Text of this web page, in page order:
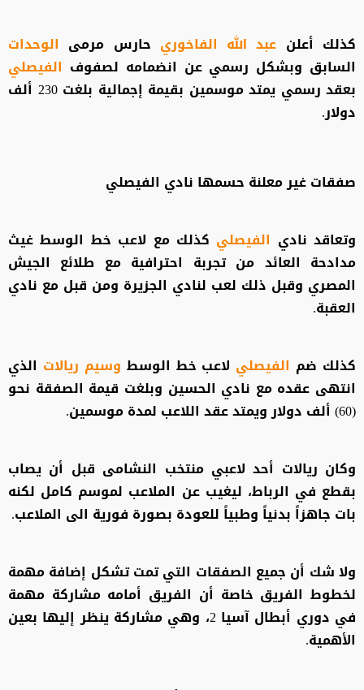
كذلك أعلن عبدالله الفاخوري حارس مرمى الوحدات
السابق وبشكل رسمي عن انضمامه لصفوف الفيصلي
بعقد رسمي يمتد موسمين بقيمة إجمالية بلغت 230 ألف
دولار.
صفقات غير معلنة حسمها نادي الفيصلي
وتعاقد نادي الفيصلي كذلك مع لاعب خط الوسط غيث
مدادحة العائد من تجربة احترافية مع طلائع الجيش
المصري وقبل ذلك لعب لنادي الجزيرة ومن قبل مع نادي
العقبة.
كذلك ضم الفيصلي لاعب خط الوسط وسيم ريالات الذي
انتهى عقده مع نادي الحسين وبلغت قيمة الصفقة نحو
(60) ألف دولار ويمتد عقد اللاعب لمدة موسمين.
وكان ريالات أحد لاعبي منتخب النشامى قبل أن يصاب
بقطع في الرباط، ليغيب عن الملاعب لموسم كامل لكنه
بات جاهزاً بدنياً وطبياً للعودة بصورة فورية الى الملاعب.
ولا شك أن جميع الصفقات التي تمت تشكل إضافة مهمة
لخطوط الفريق خاصة أن الفريق أمامه مشاركة مهمة
في دوري أبطال آسيا 2، وهي مشاركة ينظر إليها بعين
الأهمية.